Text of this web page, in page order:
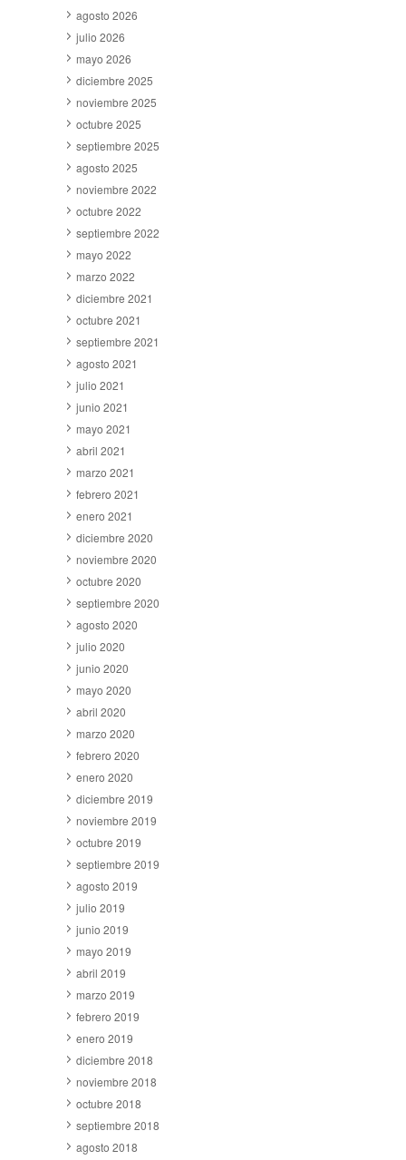
agosto 2026
julio 2026
mayo 2026
diciembre 2025
noviembre 2025
octubre 2025
septiembre 2025
agosto 2025
noviembre 2022
octubre 2022
septiembre 2022
mayo 2022
marzo 2022
diciembre 2021
octubre 2021
septiembre 2021
agosto 2021
julio 2021
junio 2021
mayo 2021
abril 2021
marzo 2021
febrero 2021
enero 2021
diciembre 2020
noviembre 2020
octubre 2020
septiembre 2020
agosto 2020
julio 2020
junio 2020
mayo 2020
abril 2020
marzo 2020
febrero 2020
enero 2020
diciembre 2019
noviembre 2019
octubre 2019
septiembre 2019
agosto 2019
julio 2019
junio 2019
mayo 2019
abril 2019
marzo 2019
febrero 2019
enero 2019
diciembre 2018
noviembre 2018
octubre 2018
septiembre 2018
agosto 2018